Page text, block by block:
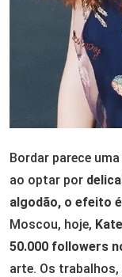
Bordar parece
ao optar por
algodão, o efeito
Moscou, hoje,
50.000 followers
arte. Os trabalhos,